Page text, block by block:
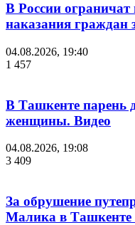
В России
наказания граждан
04.08.2026, 19:40
1 457
В Ташкенте парень
женщины. Видео
04.08.2026, 19:08
3 409
За обрушение
Малика в Ташкенте